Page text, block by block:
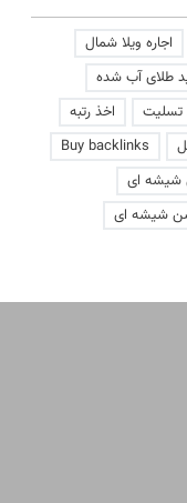
اجاره ویلا شمال
طلای آب شده
تسلیت
اخذ رتبه
Buy backlinks
شیشه ای
شیشه ای